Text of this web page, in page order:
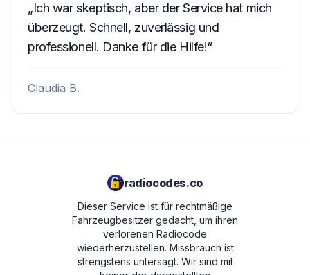
Ich war skeptisch, aber der Service hat mich
überzeugt. Schnell, zuverlässig und
professionell. Danke für die Hilfe!
Claudia B.
radiocodes.co
Dieser Service ist für rechtmäßige
Fahrzeugbesitzer gedacht, um ihren
verlorenen Radiocode
wiederherzustellen. Missbrauch ist
strengstens untersagt. Wir sind mit